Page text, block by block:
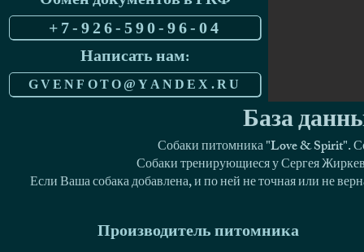
+7-926-590-96-04
Написать нам:
GVENFOTO@YANDEX.RU
База
Собаки питомника "Love & Spirit".
Собаки тренирующиеся у Сергея
Если Ваша собака добавлена, и по ней не точная или не
Производитель питомника